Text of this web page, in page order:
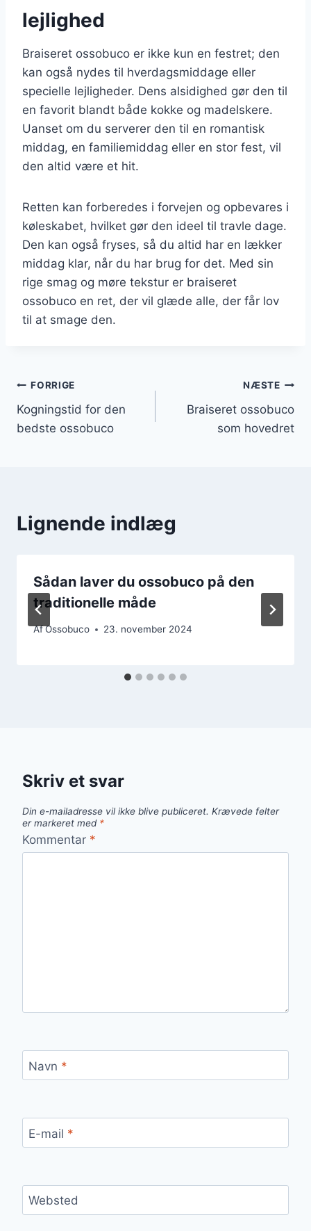
lejlighed
Braiseret ossobuco er ikke kun en festret; den
kan også nydes til hverdagsmiddage eller
specielle lejligheder. Dens alsidighed gør den til
en favorit blandt både kokke og madelskere.
Uanset om du serverer den til en romantisk
middag, en familiemiddag eller en stor fest, vil
den altid være et hit.
Retten kan forberedes i forvejen og opbevares i
køleskabet, hvilket gør den ideel til travle dage.
Den kan også fryses, så du altid har en lækker
middag klar, når du har brug for det. Med sin
rige smag og møre tekstur er braiseret
ossobuco en ret, der vil glæde alle, der får lov
til at smage den.
Indlægsnavigation
FORRIGE
Kogningstid for den
bedste ossobuco
NÆSTE
Braiseret ossobuco
som hovedret
Lignende indlæg
Sådan laver du ossobuco på den
traditionelle måde
AfOssobuco 23. november 2024
Skriv et svar
Din e-mailadresse vil ikke blive publiceret. Krævede felter
er markeret med *
Kommentar *
Navn *
E-mail *
Websted